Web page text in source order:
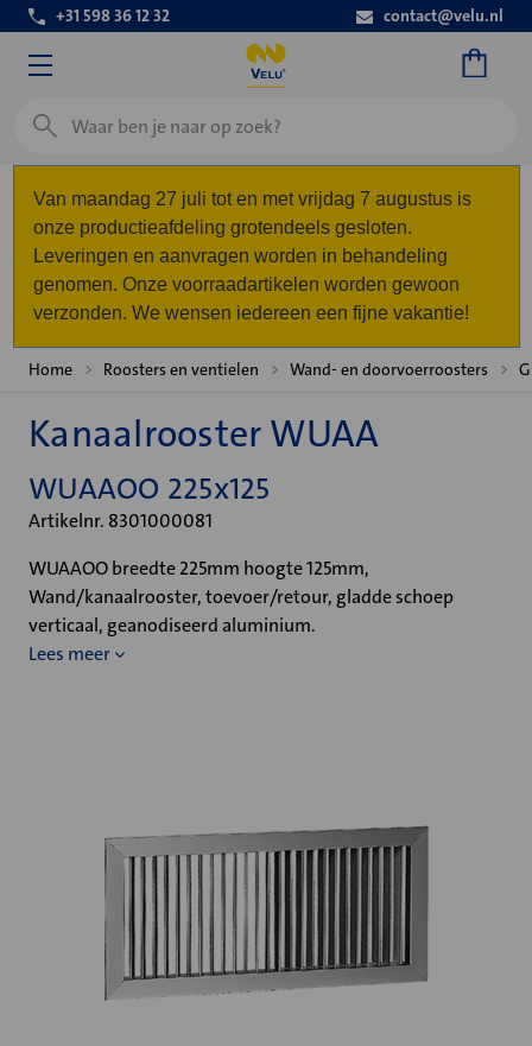
+31 598 36 12 32 contact@velu.nl
Zoeken
Van maandag 27 juli tot en met vrijdag 7 augustus is
onze productieafdeling grotendeels gesloten.
Leveringen en aanvragen worden in behandeling
genomen. Onze voorraadartikelen worden gewoon
verzonden. We wensen iedereen een fijne vakantie!
Home Roosters en ventielen Wand- en doorvoerroosters
Kanaalrooster WUAA
WUAAOO 225x125
Artikelnr. 8301000081
WUAAOO breedte 225mm hoogte 125mm,
Wand/kanaalrooster, toevoer/retour, gladde schoep
verticaal, geanodiseerd aluminium.
Lees meer